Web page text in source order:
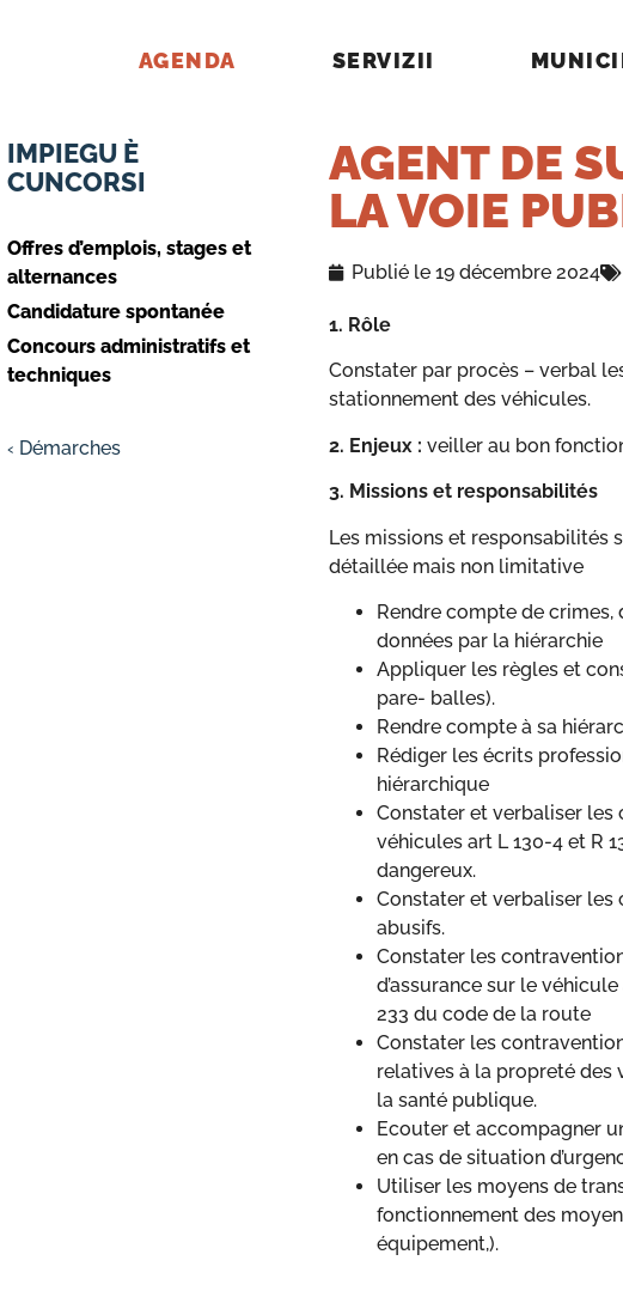
AGENDA SERVIZII
IMPIEGU È
CUNCORSI
Offres d’emplois, stages et
alternances
Candidature spontanée
Concours administratifs et
techniques
‹ Démarches
AGENT DE
LA VOIE
Publié le 19 décembre 2024
1. Rôle
Constater par procès – verbal
stationnement des véhicules.
2. Enjeux : veiller au bon
3. Missions et responsabilités
Les missions et responsabilités
détaillée mais non limitative
Rendre compte de
données par la hiérarchie
Appliquer les règles et
pare- balles).
Rendre compte à sa
Rédiger les écrits
hiérarchique
Constater et verbaliser les
véhicules art L 130-4 et R
dangereux.
Constater et verbaliser les
abusifs.
Constater les
d’assurance sur le
233 du code de la route
Constater les
relatives à la propreté des
la santé publique.
Ecouter et accompagner
en cas de situation
Utiliser les moyens de
fonctionnement des
équipement,).